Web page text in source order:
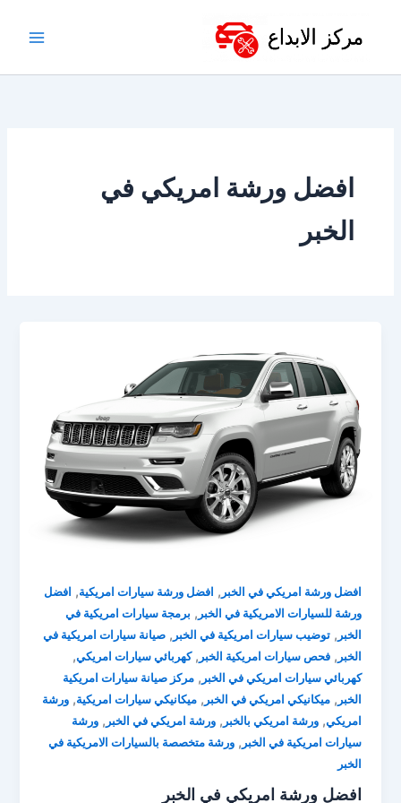
افضل ورشة امريكي في
الخبر
افضل ورشة امريكي في الخبر , افضل ورشة سيارات امريكية, افضل
ورشة للسيارات الامريكية في الخبر , برمجة سيارات امريكية في
الخبر ,توضيب سيارات امريكية في الخبر ,صيانة سيارات امريكية في
الخبر ,فحص سيارات امريكية الخبر ,كهربائي سيارات امريكي,
كهربائي سيارات امريكي في الخبر ,مركز صيانة سيارات امريكية
الخبر ,ميكانيكي امريكي في الخبر ,ميكانيكي سيارات امريكية,ورشة
امريكي,ورشة امريكي بالخبر ,ورشة امريكي في الخبر ,ورشة
سيارات امريكية في الخبر ,ورشة متخصصة بالسيارات الامريكية في
الخبر
افضل ورشة امريكي في الخبر